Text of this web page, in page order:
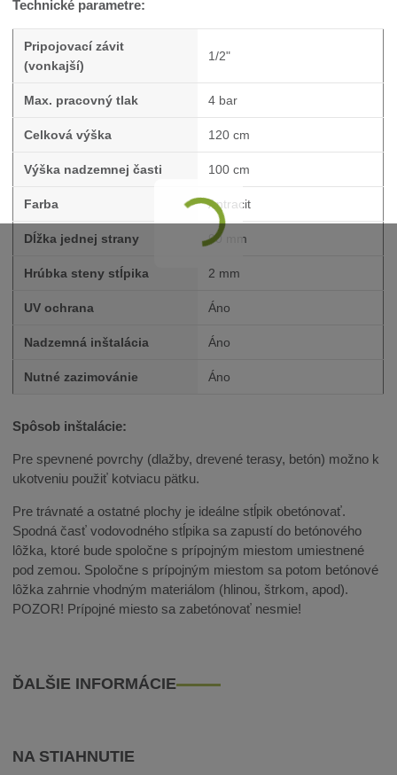
Technické parametre:
Pripojovací závit
(vonkajší)
1/2"
Max. pracovný tlak 4 bar
Celková výška 120 cm
Výška nadzemnej časti 100 cm
Farba Antracit
Dĺžka jednej strany 90 mm
Hrúbka steny stĺpika 2 mm
UV ochrana Áno
Nadzemná inštalácia Áno
Nutné zazimovánie Áno
Spôsob inštalácie:
Pre spevnené povrchy (dlažby, drevené terasy, betón) možno k
ukotveniu použiť kotviacu pätku.
Pre trávnaté a ostatné plochy je ideálne stĺpik obetónovať.
Spodná časť vodovodného stĺpika sa zapustí do betónového
lôžka, ktoré bude spoločne s prípojným miestom umiestnené
pod zemou. Spoločne s prípojným miestom sa potom betónové
lôžka zahrnie vhodným materiálom (hlinou, štrkom, apod).
POZOR! Prípojné miesto sa zabetónovať nesmie!
ĎALŠIE INFORMÁCIE
NA STIAHNUTIE